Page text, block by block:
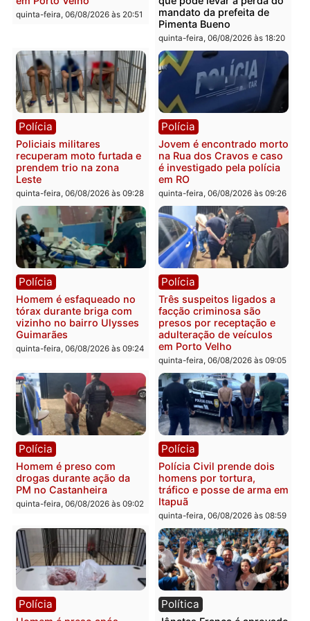
Você também vai querer ler...
Polícia
Tragédia na BR-364:
colisão entre caminhão e
carro deixa quatro mortos
em Porto Velho
quinta-feira, 06/08/2026 às 20:51
Política
Ministro Dias Tofolli , do
TSE, determina
e processamento da
que pode levar à perda
mandato da prefeita de
Pimenta Bueno
quinta-feira, 06/08/2026 às
Polícia
Policiais militares
recuperam moto furtada e
Leste
quinta-feira, 06/08/2026 às 09:28
Polícia
Jovem é encontrado
na Rua dos Cravos e
é investigado pela
em RO
quinta-feira, 06/08/2026 às
Polícia
Homem é esfaqueado no
vizinho no bairro Ulysses
Guimarães
quinta-feira, 06/08/2026 às 09:24
Polícia
Três suspeitos ligados a
facção criminosa são
presos por receptação e
adulteração de veículos
em Porto Velho
quinta-feira, 06/08/2026 às